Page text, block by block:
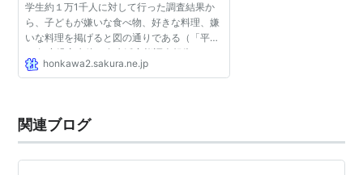
学生約１万1千人に対して行った調査結果か
ら、子どもが嫌いな食べ物、好きな料理、嫌
いな料理を掲げると図の通りである（「平成
22年度児童生徒の食生活実態調査報告
書」）。 成人の日本人が好きな料理について
honkawa2.sakura.ne.jp
関連ブログ